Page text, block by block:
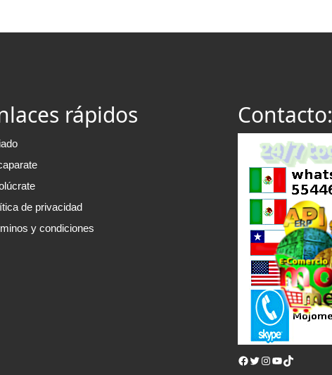
rápidos
de privacidad
y condiciones
Contacto:
Facebook Twitter Instagram YouTube TikTok